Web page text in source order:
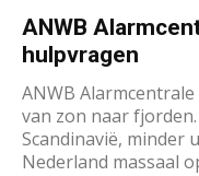
ANWB
hulpvragen
ANWB
van zon naar
Scandinavië, minder
Nederland massaal